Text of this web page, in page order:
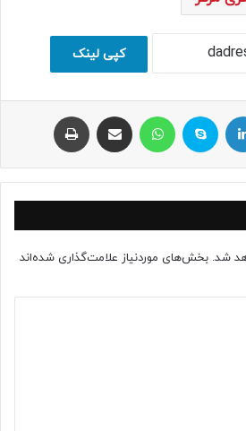
کپی لینک
لینکداین اسکایپ واتس آپ اشتراک با ایمیل
شد. بخش‌های موردنیاز علامت‌گذاری شده‌اند